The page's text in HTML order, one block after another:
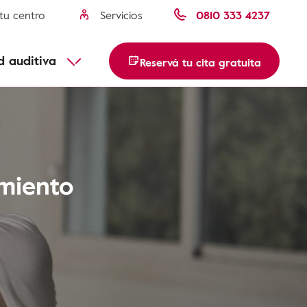
centro Servicios 0810 333 4237
auditiva Reservá tu cita gratuita